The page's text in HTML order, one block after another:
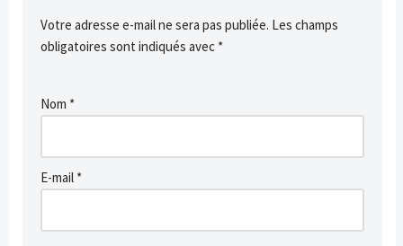
Votre adresse e-mail ne sera pas publiée. Les champs
obligatoires sont indiqués avec *
Nom *
E-mail *